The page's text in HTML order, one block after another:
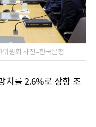
위원회 사진=한국은행
치를 2.6%로 상향 조